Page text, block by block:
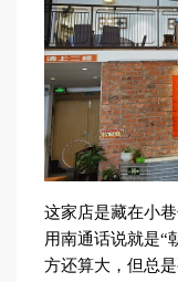
这家店是藏在小
用南通话说就是“
方还算大，但总